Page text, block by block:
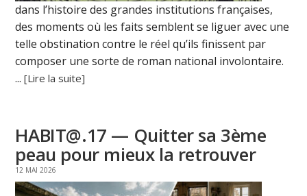
dans l’histoire des grandes institutions françaises,
des moments où les faits semblent se liguer avec une
telle obstination contre le réel qu’ils finissent par
composer une sorte de roman national involontaire.
...[Lire la suite]
HABIT@.17 — Quitter sa 3ème
peau pour mieux la retrouver
12 MAI 2026